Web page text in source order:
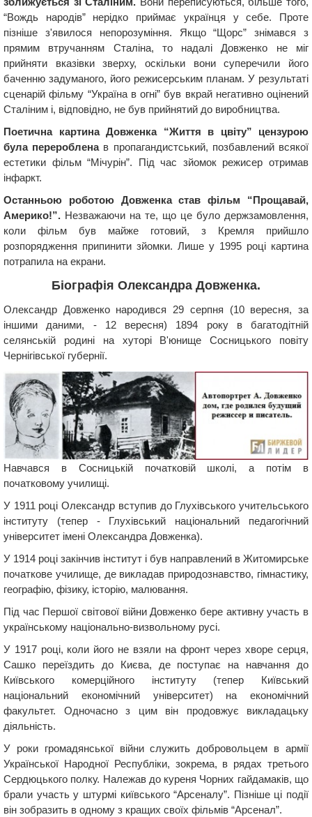
“Вождь народів” нерідко приймає українця у себе. Проте
пізніше з'явилося непорозуміння. Якщо “Щорс” знімався з
прямим втручанням Сталіна, то надалі Довженко не міг
прийняти вказівки зверху, оскільки вони суперечили його
баченню задуманого, його режисерським планам. У результаті
сценарій фільму “Україна в огні” був вкрай негативно оцінений
Сталіним і, відповідно, не був прийнятий до виробництва.
Поетична картина Довженка “Життя в цвіту” цензурою
була переробленав пропагандистський, позбавлений всякої
естетики фільм “Мічурін”. Під час зйомок режисер отримав
інфаркт.
Останньою роботою Довженка став фільм “Прощавай,
Америко!”. Незважаючи на те, що це було держзамовлення,
коли фільм був майже готовий, з Кремля прийшло
розпорядження припинити зйомки. Лише у 1995 році картина
потрапила на екрани.
Біографія Олександра Довженка.
Олександр Довженко народився 29 серпня (10 вересня, за
іншими даними, - 12 вересня) 1894 року в багатодітній
селянській родині на хуторі В'юнище Сосницького повіту
Чернігівської губернії.
Навчався в Сосницькій початковій школі, а потім в
початковому училищі.
У 1911 році Олександр вступив до Глухівського учительського
інституту (тепер - Глухівський національний педагогічний
університет імені Олександра Довженка).
У 1914 році закінчив інститут і був направлений в Житомирське
початкове училище, де викладав природознавство, гімнастику,
географію, фізику, історію, малювання.
Під час Першої світової війни Довженко бере активну участь в
українському національно-визвольному русі.
У 1917 році, коли його не взяли на фронт через хворе серця,
Сашко переїздить до Києва, де поступає на навчання до
Київського комерційного інституту (тепер Київський
національний економічний університет) на економічний
факультет. Одночасно з цим він продовжує викладацьку
діяльність.
У роки громадянської війни служить добровольцем в армії
Української Народної Республіки, зокрема, в рядах третього
Сердюцького полку. Належав до куреня Чорних гайдамаків, що
брали участь у штурмі київського “Арсеналу”. Пізніше ці події
він зобразить в одному з кращих своїх фільмів “Арсенал”.